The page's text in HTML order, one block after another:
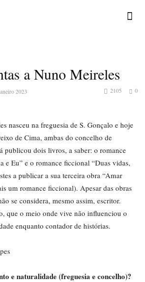
a Nuno Meireles
2023 0
2105
nasceu na freguesia de S. Gonçalo e hoje
de Cima, ambas do concelho de
publicou dois livros, a saber: o romance
e Eu” e o romance ficcional “Duas vidas,
a publicar a sua terceira obra “Amar
um romance ficcional). Apesar das obras
se considera, mesmo assim, escritor.
que o meio onde vive não influenciou o
enquanto contador de histórias.
e naturalidade (freguesia e concelho)?